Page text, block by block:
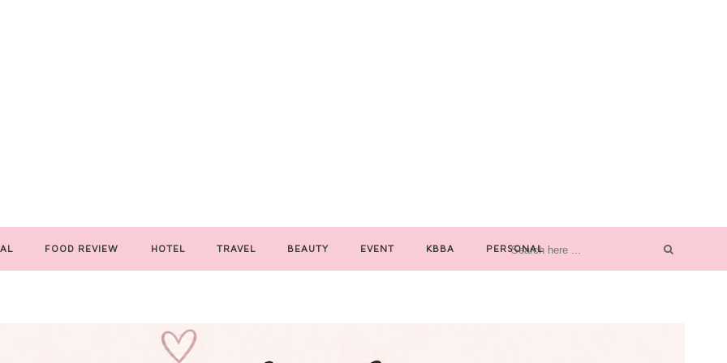
FOOD REVIEW HOTEL TRAVEL BEAUTY EVENT KBBA PERSONAL